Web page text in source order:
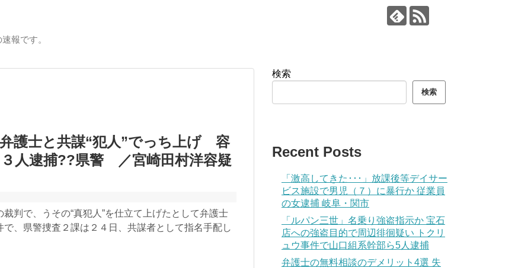
報です。
護士と共謀“犯人”でっち上げ 容
人逮捕??県警 ／宮崎田村洋容疑
判で、うその“真犯人”を仕立て上げたとして弁護士
で、県警捜査２課は２４日、共謀者として指名手配し
検索
検索
Recent Posts
「激高してきた･･･」放課後等デイサー
ビス施設で男児（７）に暴行か 従業員
の女逮捕 岐阜・関市
「ルパン三世」名乗り強盗指示か 宝石
店への強盗目的で周辺徘徊疑い トクリ
ュウ事件で山口組系幹部ら5人逮捕
弁護士の無料相談のデメリット4選 失